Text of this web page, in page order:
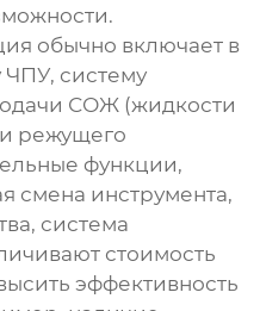
обычно включает в
систему
СОЖ (жидкости
режущего
функции,
смена инструмента,
система
стоимость
эффективность